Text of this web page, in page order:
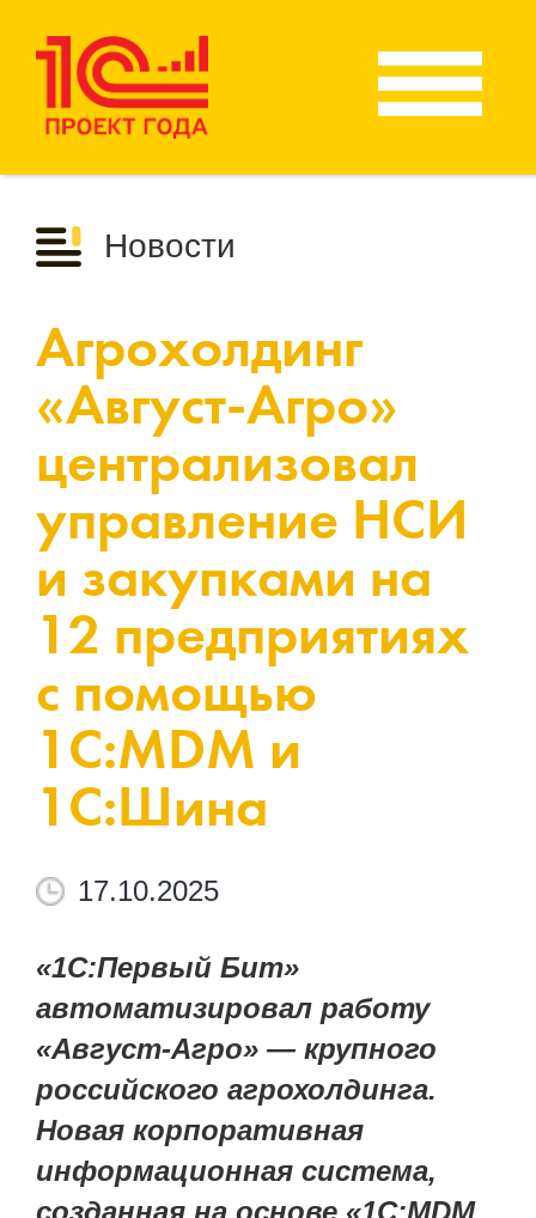
Новости
Агрохолдинг
«Август-Агро»
централизовал
управление НСИ
и закупками на
12 предприятиях
с помощью
1С:MDM и
1С:Шина
17.10.2025
«1С:Первый Бит»
автоматизировал работу
«Август-Агро» — крупного
российского агрохолдинга.
Новая корпоративная
информационная система,
созданная на основе «1С:MDM